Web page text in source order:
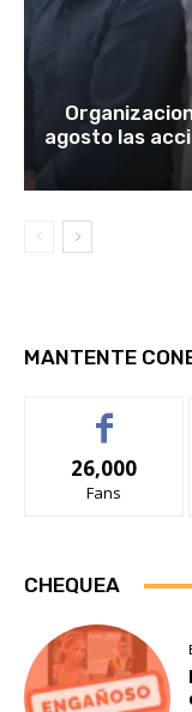
agosto las
MANTENTE
26,000
Fans
CHEQUEA